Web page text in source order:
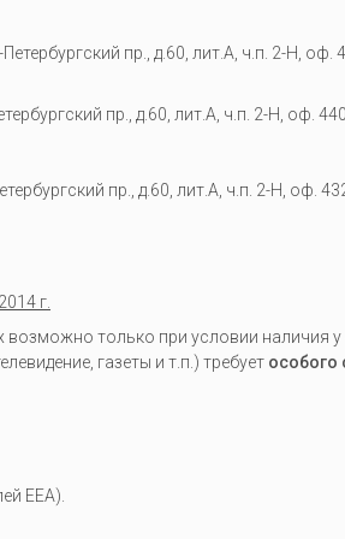
пр., д.60, лит.А, ч.п. 2-Н, оф.
пр., д.60, лит.А, ч.п. 2-Н, оф. 440
пр., д.60, лит.А, ч.п. 2-Н, оф.
г.
только при условии наличия
газеты и т.п.) требует особого
EEA).